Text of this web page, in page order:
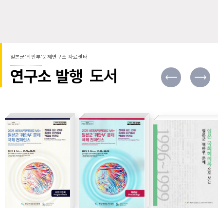
일본군’위안부’문제연구소 자료센터
연구소 발행 도서